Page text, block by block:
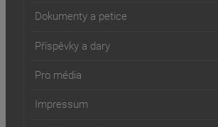
Dokumenty a petice
Příspěvky a dary
Pro média
Impressum